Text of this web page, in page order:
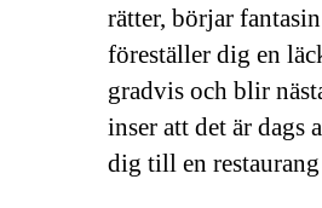
rätter, börjar
föreställer dig en
gradvis och blir
inser att det är dags
dig till en